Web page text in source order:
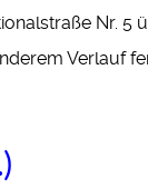
Nr. 5